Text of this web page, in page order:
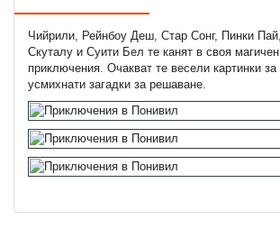
Чийрили, Рейнбоу Деш, Стар Сонг, Пинки
Скуталу и Суити Бел те канят в своя
приключения. Очакват те весели картинки за
усмихнати загадки за решаване.